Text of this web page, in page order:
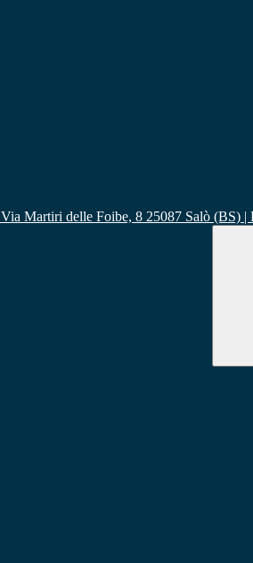
Via Martiri delle Foibe, 8 25087 Salò (BS) |